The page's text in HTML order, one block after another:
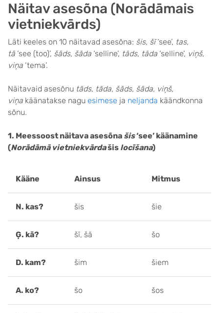
Näitav asesõna (Norādāmais
vietniekvārds)
Läti keeles on 10 näitavad asesõna: šis, šī‘see’, tas,
tā ‘see (too)’, šāds, šāda ‘selline’, tāds, tāda ‘selline’, viņš,
viņa ‘tema’.
Näitavaid asesõnu tāds, tāda, šāds, šāda, viņš,
viņa käänatakse nagu esimese ja neljanda käändkonna
sõnu.
1. Meessoost näitava asesõna šis‘see’ käänamine
(Norādāmā vietniekvārdašis locīšana)
Kääne Ainsus Mitmus
N. kas? šis šie
Ģ. kā? šī, šā šo
D. kam? šim šiem
A. ko? šo šos